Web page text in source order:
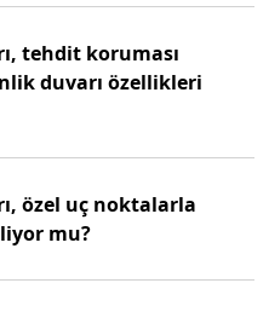
tehdit koruması
duvarı özellikleri
özel uç noktalarla
mu?